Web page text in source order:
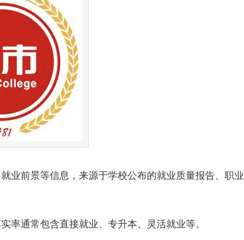
就业前景等信息，来源于学校公布的就业质量报告、职业
率通常包含直接就业、专升本、灵活就业等。